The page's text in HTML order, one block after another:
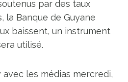
par des taux
la Banque de Guyane
baissent, un instrument
utilisé.
les médias mercredi,